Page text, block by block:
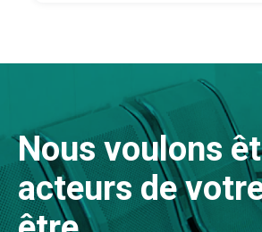
Nous voulons
acteurs de